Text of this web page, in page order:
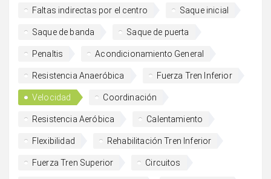
Faltas indirectas por el centro Saque inicial
Saque de banda Saque de puerta
Penaltis Acondicionamiento General
Resistencia Anaeróbica Fuerza Tren Inferior
Velocidad Coordinación
Resistencia Aeróbica Calentamiento
Flexibilidad Rehabilitación Tren Inferior
Fuerza Tren Superior Circuitos